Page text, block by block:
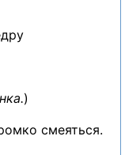
)
смеяться.